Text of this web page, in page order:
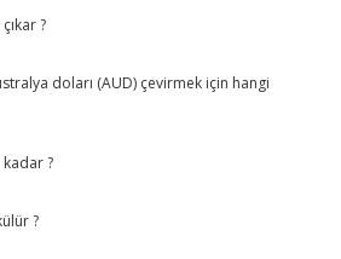
?
doları (AUD) çevirmek için hangi
?
?